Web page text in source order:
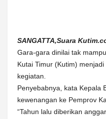
SANGATTA,Suara
Gara-gara dinilai tak
Kutai Timur (Kutim)
kegiatan.
Penyebabnya, kata Kepala
kewenangan ke Pemprov
“Tahun lalu diberikan